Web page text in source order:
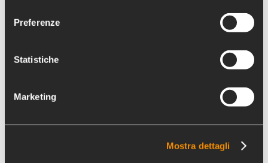
Preferenze
Statistiche
Marketing
Mostra dettagli